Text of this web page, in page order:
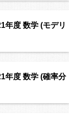
年度 数学 (モデリ
年度 数学 (確率分